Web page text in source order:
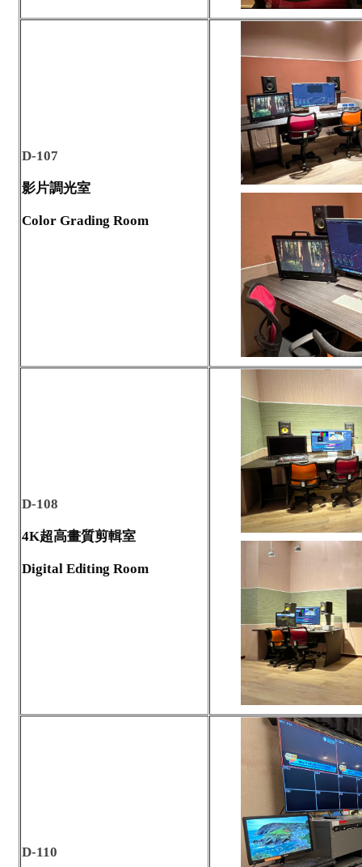
D-107
影片調光室
Color Grading Room
D-108
4K超高畫質剪輯室
Digital Editing Room
D-110